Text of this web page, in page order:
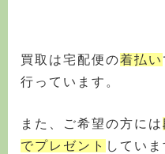
買取は宅配便の着払い
行っています。
また、ご希望の方には
でプレゼント していま